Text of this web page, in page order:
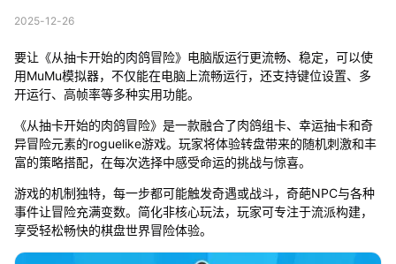
2025-12-26
要让《从抽卡开始的肉鸽冒险》电脑版运行更流畅、稳定，可以使
用MuMu模拟器，不仅能在电脑上流畅运行，还支持键位设置、多
开运行、高帧率等多种实用功能。
《从抽卡开始的肉鸽冒险》是一款融合了肉鸽组卡、幸运抽卡和奇
异冒险元素的roguelike游戏。玩家将体验转盘带来的随机刺激和丰
富的策略搭配，在每次选择中感受命运的挑战与惊喜。
游戏的机制独特，每一步都可能触发奇遇或战斗，奇葩NPC与各种
事件让冒险充满变数。简化非核心玩法，玩家可专注于流派构建，
享受轻松畅快的棋盘世界冒险体验。